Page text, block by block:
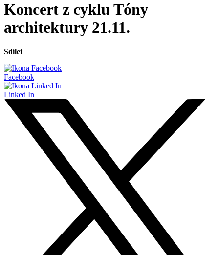
Koncert z cyklu Tóny
architektury 21.11.
Sdílet
Facebook
Linked In